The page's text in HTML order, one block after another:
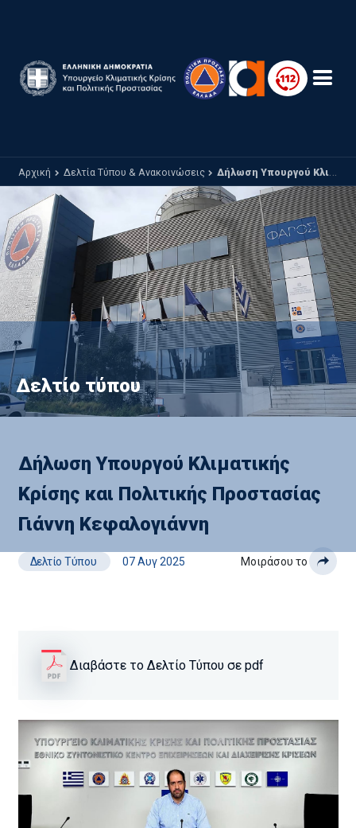
Αρχική Δελτία Τύπου & Ανακοινώσεις Δήλωση Υπουργού Κλιματικής Κρίσης και Πολιτικής Προστασίας Γιάννη Κεφαλογιάννη
Δελτίο τύπου
Δήλωση Υπουργού Κλιματικής
Κρίσης και Πολιτικής Προστασίας
Γιάννη Κεφαλογιάννη
Δελτίο Τύπου 07 Αυγ 2025 Μοιράσου το
Διαβάστε το Δελτίο Τύπου σε pdf